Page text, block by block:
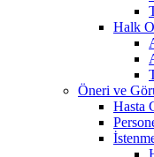
Halk
Öneri ve
Hasta